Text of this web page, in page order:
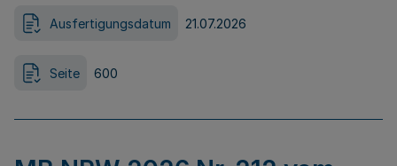
Ausfertigungsdatum 21.07.2026
Seite 600